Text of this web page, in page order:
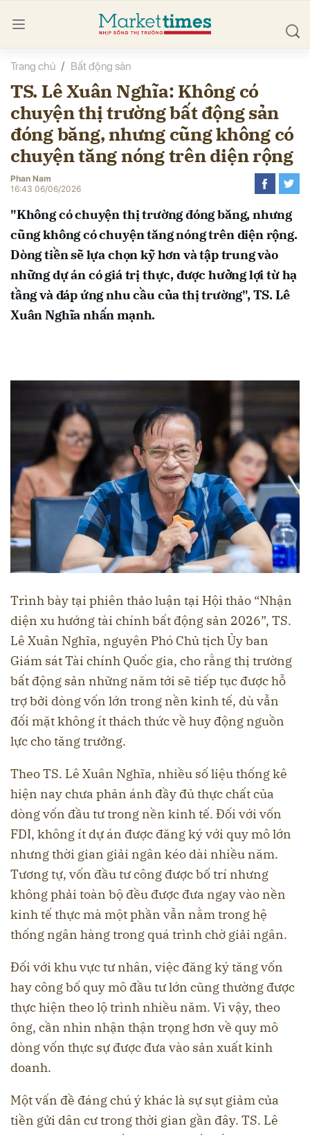
Trang chủ Bất động sản
TS. Lê Xuân Nghĩa: Không có
chuyện thị trường bất động sản
đóng băng, nhưng cũng không có
chuyện tăng nóng trên diện rộng
Phan Nam
16:43 06/06/2026
"Không có chuyện thị trường đóng băng, nhưng
cũng không có chuyện tăng nóng trên diện rộng.
Dòng tiền sẽ lựa chọn kỹ hơn và tập trung vào
những dự án có giá trị thực, được hưởng lợi từ hạ
tầng và đáp ứng nhu cầu của thị trường", TS. Lê
Xuân Nghĩa nhấn mạnh.
Trình bày tại phiên thảo luận tại Hội thảo “Nhận
diện xu hướng tài chính bất động sản 2026”, TS.
Lê Xuân Nghĩa, nguyên Phó Chủ tịch Ủy ban
Giám sát Tài chính Quốc gia, cho rằng thị trường
bất động sản những năm tới sẽ tiếp tục được hỗ
trợ bởi dòng vốn lớn trong nền kinh tế, dù vẫn
đối mặt không ít thách thức về huy động nguồn
lực cho tăng trưởng.
Theo TS. Lê Xuân Nghĩa, nhiều số liệu thống kê
hiện nay chưa phản ánh đầy đủ thực chất của
dòng vốn đầu tư trong nền kinh tế. Đối với vốn
FDI, không ít dự án được đăng ký với quy mô lớn
nhưng thời gian giải ngân kéo dài nhiều năm.
Tương tự, vốn đầu tư công được bố trí nhưng
không phải toàn bộ đều được đưa ngay vào nền
kinh tế thực mà một phần vẫn nằm trong hệ
thống ngân hàng trong quá trình chờ giải ngân.
Đối với khu vực tư nhân, việc đăng ký tăng vốn
hay công bố quy mô đầu tư lớn cũng thường được
thực hiện theo lộ trình nhiều năm. Vì vậy, theo
ông, cần nhìn nhận thận trọng hơn về quy mô
dòng vốn thực sự được đưa vào sản xuất kinh
doanh.
Một vấn đề đáng chú ý khác là sự sụt giảm của
tiền gửi dân cư trong thời gian gần đây. TS. Lê
luận